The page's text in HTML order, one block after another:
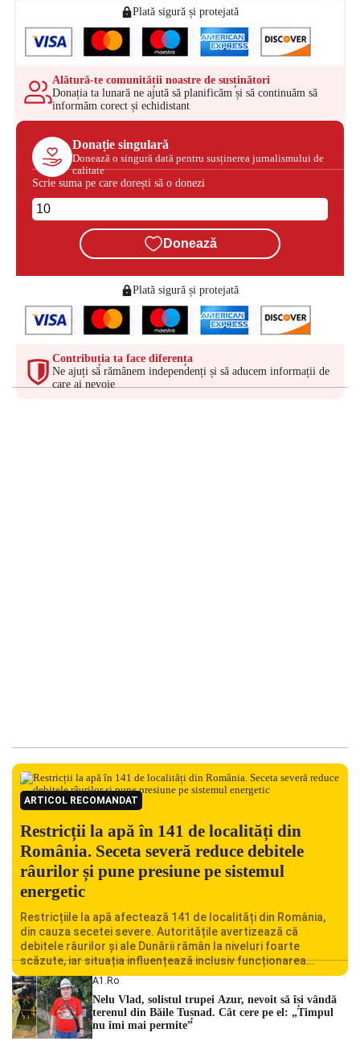
Plată sigură și protejată
Alătură-te comunității noastre de susținători
Donația ta lunară ne ajută să planificăm și să continuăm să
informăm corect și echidistant
Donație singulară
Donează o singură dată pentru susținerea jurnalismului de
calitate
Scrie suma pe care dorești să o donezi
Donează
Plată sigură și protejată
Contribuția ta face diferența
Ne ajuți să rămânem independenți și să aducem informații de
care ai nevoie
ARTICOL RECOMANDAT
Restricții la apă în 141 de localități din
România. Seceta severă reduce debitele
râurilor și pune presiune pe sistemul
energetic
Restricțiile la apă afectează 141 de localități din România,
din cauza secetei severe. Autoritățile avertizează că
debitele râurilor și ale Dunării rămân la niveluri foarte
scăzute, iar situația influențează inclusiv funcționarea
Centralei Nucleare de la Cernavodă. România se confruntă
cu una dintre cele mai dificile perioade din punct de vedere
hidrologic din ultimii ani. Lipsa […]
A1.ro
Nelu Vlad, solistul trupei Azur, nevoit să își vândă
terenul din Băile Tușnad. Cât cere pe el: „Timpul
nu îmi mai permite”